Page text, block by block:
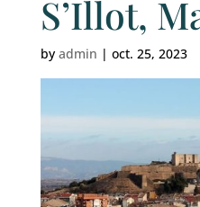
S’Illot,
by admin | oct. 25, 2023